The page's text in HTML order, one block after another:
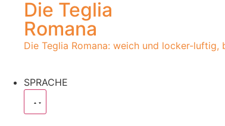
Die Teglia
Romana
Die Teglia Romana: weich und locker-
SPRACHE